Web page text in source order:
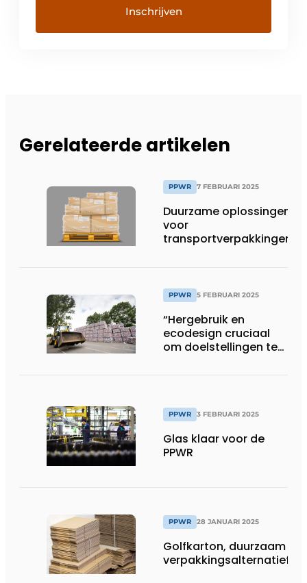
Gerelateerde artikelen
PPWR 7 FEBRUARI 2025
Duurzame oplossingen
voor
transportverpakkingen
PPWR 5 FEBRUARI 2025
“Hergebruik en
ecodesign cruciaal
om doelstellingen te
PPWR 3 FEBRUARI 2025
Glas klaar voor de
PPWR
PPWR 28 JANUARI 2025
Golfkarton, duurzaam
verpakkingsalternatief